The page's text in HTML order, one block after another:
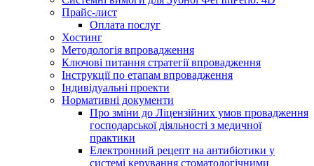
Прайс-лист
Оплата послуг
Хостинг
Методологія впровадження
Ключові питання стратегії впровадження
Інструкції по етапам впровадження
Індивідуальні проекти
Нормативні документи
Про зміни до Ліцензійних умов провадження
господарської діяльності з медичної
практики
Електронний рецепт на антибіотики у
системі керування стоматологічними